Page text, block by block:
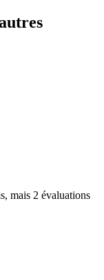
mais 2 évaluations